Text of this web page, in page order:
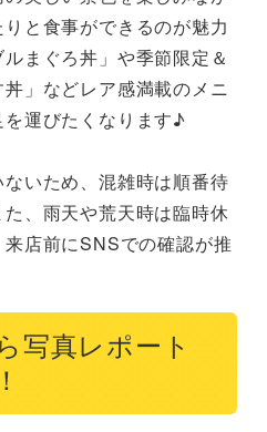
と食事ができるのが魅力
まぐろ丼」や季節限定＆
」などレア感満載のメニ
運びたくなります♪
いため、混雑時は順番待
、雨天や荒天時は臨時休
店前にSNSでの確認が推
写真レポート